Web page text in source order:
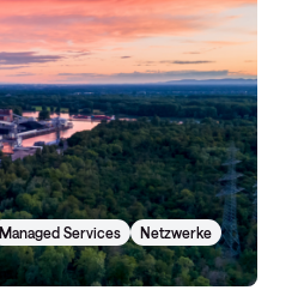
Managed Services
Netzwerke